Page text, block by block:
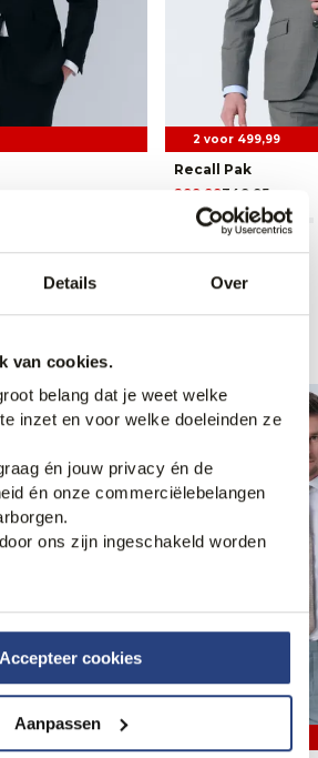
Details Over
van cookies.
belang dat je weet welke
inzet en voor welke doeleinden ze
én jouw privacy én de
én onze commerciëlebelangen
ons zijn ingeschakeld worden
Accepteer cookies
Aanpassen
2 voor 499,99
Recall Pak
349,95
299,99